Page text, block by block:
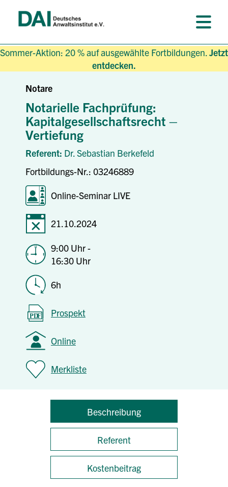
Sommer-Aktion: 20 % auf ausgewählte Fortbildungen.Jetzt
entdecken.
Notare
Notarielle Fachprüfung:
Kapitalgesellschaftsrecht –
Vertiefung
Referent: Dr. Sebastian Berkefeld
Fortbildungs-Nr.: 03246889
Online-Seminar LIVE
21.10.2024
9:00 Uhr -
16:30 Uhr
6h
Prospekt
Online
Merkliste
Beschreibung
Referent
Kostenbeitrag